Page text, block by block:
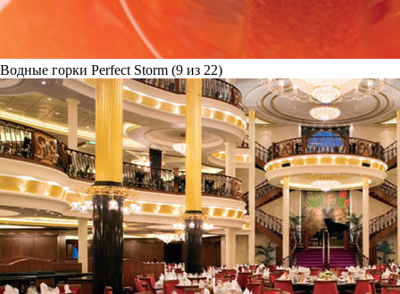
Водные горки Perfect Storm (9 из 22)